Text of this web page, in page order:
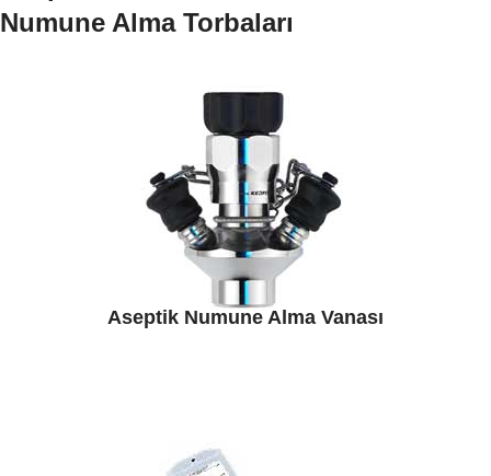
Numune Alma Torbaları
Aseptik Numune Alma Vanası